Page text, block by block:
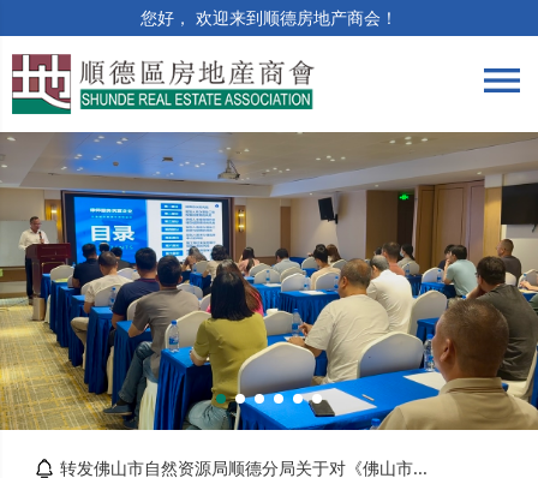
您好， 欢迎来到顺德房地产商会！
menu
筑牢合规防线 | 竣工验收与保修阶段法律风险...
精准解读提质效 | 房土两税专题培训顺利举办
智造好房子，AI技术重构房产营销新生态
关于交纳2026年度会费的通知
转发佛山市自然资源局顺德分局关于对《佛山市...